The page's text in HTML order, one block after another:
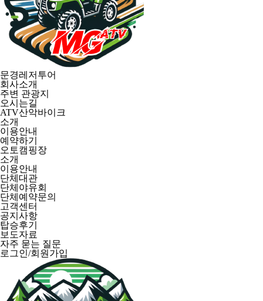
문경레저투어
회사소개
주변 관광지
오시는길
ATV산악바이크
소개
이용안내
예약하기
오토캠핑장
소개
이용안내
단체대관
단체야유회
단체예약문의
고객센터
공지사항
탑승후기
보도자료
자주 묻는 질문
로그인/회원가입